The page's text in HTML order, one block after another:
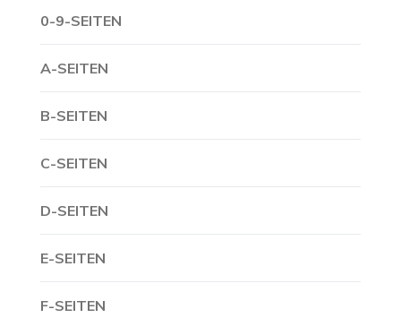
0-9-SEITEN
A-SEITEN
B-SEITEN
C-SEITEN
D-SEITEN
E-SEITEN
F-SEITEN